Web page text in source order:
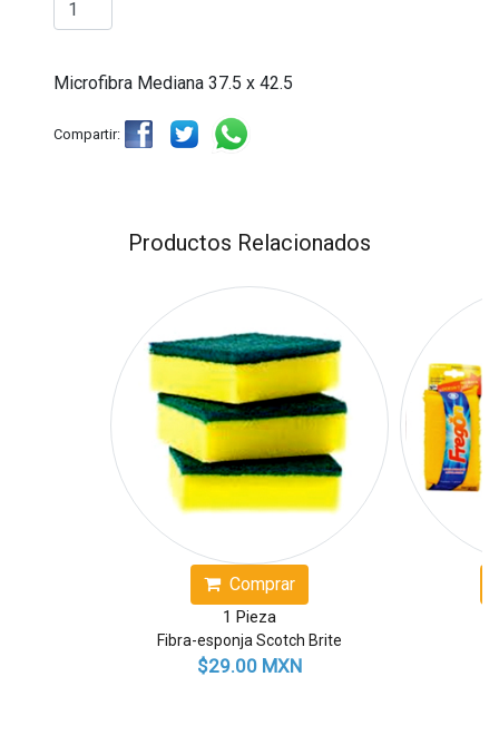
Microfibra Mediana 37.5 x 42.5
Compartir:
Productos Relacionados
Comprar
Fibra-esponja Scotch Brite
$29.00 MXN